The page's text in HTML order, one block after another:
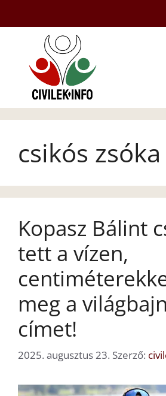
tartalomba
csikós zsóka
Kopasz Bálint
tett a vízen,
meg a
címet!
2025. augusztus 23. Szerző: